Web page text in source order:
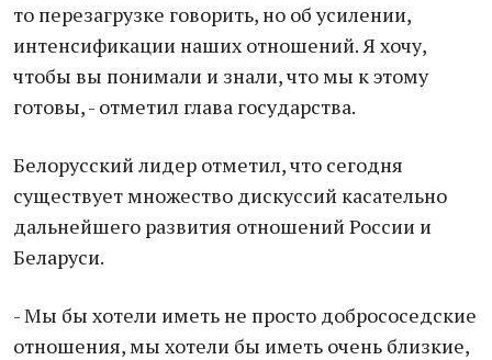
то перезагрузке говорить, но об усилении,
интенсификации наших отношений. Я хочу,
чтобы вы понимали и знали, что мы к этому
готовы, - отметил глава государства.
Белорусский лидер отметил, что сегодня
существует множество дискуссий касательно
дальнейшего развития отношений России и
Беларуси.
- Мы бы хотели иметь не просто добрососедские
отношения, мы хотели бы иметь очень близкие,